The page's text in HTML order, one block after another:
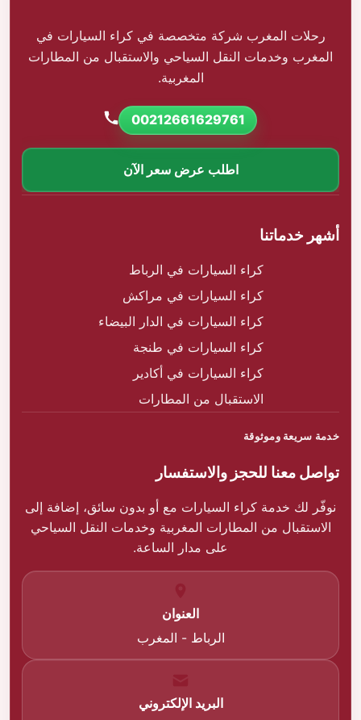
رحلات المغرب شركة متخصصة في كراء السيارات في
المغرب وخدمات النقل السياحي والاستقبال من المطارات
المغربية.
00212661629761
اطلب عرض سعر الآن
أشهر خدماتنا
كراء السيارات في الرباط
كراء السيارات في مراكش
كراء السيارات في الدار البيضاء
كراء السيارات في طنجة
كراء السيارات في أكادير
الاستقبال من المطارات
خدمة سريعة وموثوقة
تواصل معنا للحجز والاستفسار
نوفّر لك خدمة كراء السيارات مع أو بدون سائق، إضافة إلى
الاستقبال من المطارات المغربية وخدمات النقل السياحي
على مدار الساعة.
العنوان
الرباط - المغرب
البريد الإلكتروني